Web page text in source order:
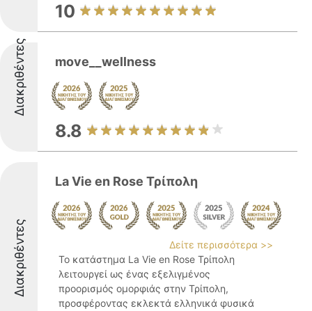
10
Διακριθέντες move__wellness
8.8
Διακριθέντες
La Vie en Rose Τρίπολη
Δείτε περισσότερα >>
Το κατάστημα La Vie en Rose Τρίπολη
λειτουργεί ως ένας εξελιγμένος
προορισμός ομορφιάς στην Τρίπολη,
προσφέροντας εκλεκτά ελληνικά φυσικά